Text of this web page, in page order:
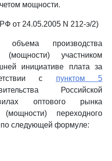
мощности.
от 24.05.2005 N 212-э/2)
производства
(мощности) участником
инициативе плата за
с пунктом 5
Российской
оптового рынка
(мощности) переходного
по следующей формуле: